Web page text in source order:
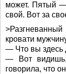
может. Пятый —
свой. Вот за
кровати
— Что вы здесь
— Вот
говорила, что